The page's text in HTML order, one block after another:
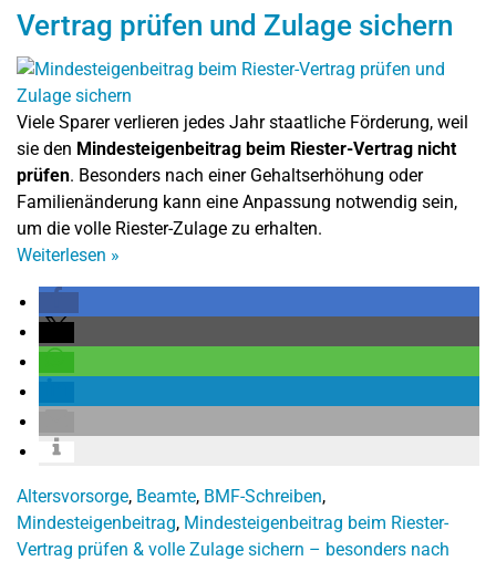
Vertrag prüfen und Zulage sichern
Viele Sparer verlieren jedes Jahr staatliche Förderung, weil
sie den Mindesteigenbeitrag beim Riester-Vertrag nicht
prüfen. Besonders nach einer Gehaltserhöhung oder
Familienänderung kann eine Anpassung notwendig sein,
um die volle Riester-Zulage zu erhalten.
Weiterlesen »
Altersvorsorge, Beamte, BMF-Schreiben,
Mindesteigenbeitrag, Mindesteigenbeitrag beim Riester-
Vertrag prüfen & volle Zulage sichern – besonders nach